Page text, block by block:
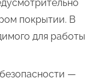
покрытии. В
для работы
—